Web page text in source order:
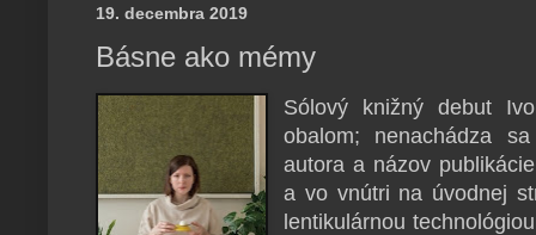
19. decembra 2019
Básne ako mémy
Sólový knižný debut
obalom; nenachádza
autora a názov
a vo vnútri na úvodnej
lentikulárnou